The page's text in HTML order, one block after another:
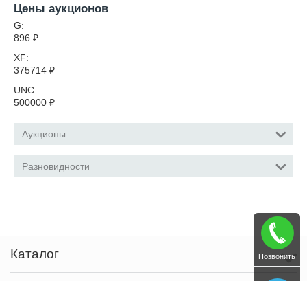
Цены аукционов
G:
896 ₽
XF:
375714 ₽
UNC:
500000 ₽
Аукционы
Разновидности
Каталог Позвонить